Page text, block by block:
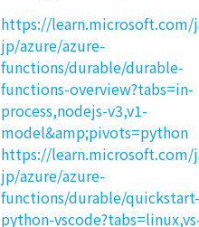
https://learn.microsoft.com/
jp/azure/azure-
functions/durable/durable-
functions-overview?tabs=in-
process,nodejs-v3,v1-
model&amp;pivots=python
https://learn.microsoft.com/
jp/azure/azure-
functions/durable/quickstart-
python-